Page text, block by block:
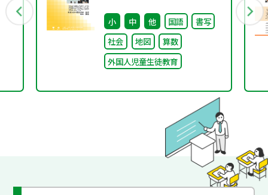
① ～「やさしい日本語」
とは～
小 中 他 国語
書写
社会
地図
算数
外国人児童生徒教育